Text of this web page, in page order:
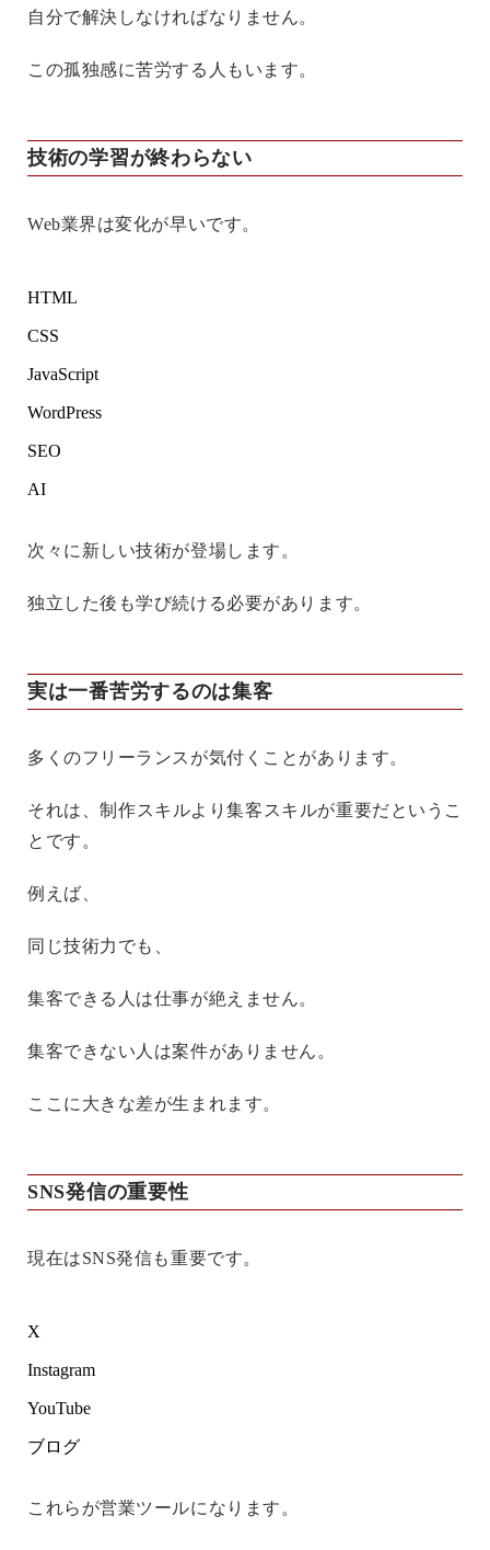
自分で解決しなければなりません。
この孤独感に苦労する人もいます。
技術の学習が終わらない
Web業界は変化が早いです。
HTML
CSS
JavaScript
WordPress
SEO
AI
次々に新しい技術が登場します。
独立した後も学び続ける必要があります。
実は一番苦労するのは集客
多くのフリーランスが気付くことがあります。
それは、制作スキルより集客スキルが重要だというこ
とです。
例えば、
同じ技術力でも、
集客できる人は仕事が絶えません。
集客できない人は案件がありません。
ここに大きな差が生まれます。
SNS発信の重要性
現在はSNS発信も重要です。
X
Instagram
YouTube
ブログ
これらが営業ツールになります。